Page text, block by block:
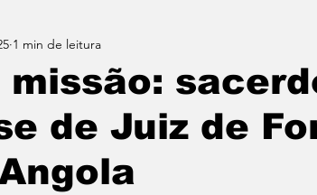
missão:
de Juiz de
1 min de leitura